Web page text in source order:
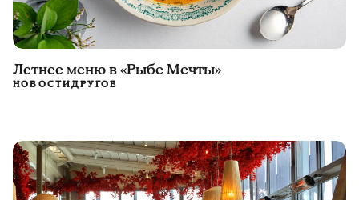
Летнее меню в «Рыбе Мечты»
НОВОСТИДРУГОЕ